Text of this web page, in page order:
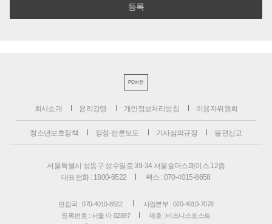
PC버전
회사소개 윤리강령 개인정보처리방침 이용자위원회
청소년보호정책 정정·반론보도 기사심의규정 불편신고
서울특별시 성동구 성수일로 39-34 서울숲더스페이스 12층
대표전화 : 1800-6522
팩스 : 070-4015-8658
편집국 : 070-4010-8512
사업본부 : 070-4010-7078
등록번호 : 서울 아 02897
제호 : 비즈니스포스트